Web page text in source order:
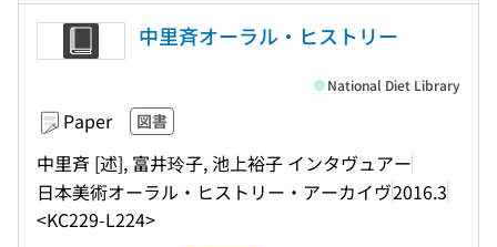
中里斉オーラル・ヒストリー
Paper 図書
中里斉 [述], 富井玲子, 池上裕子 インタヴュアー
日本美術オーラル・ヒストリー・アーカイヴ2016.3
<KC229-L224>
National Diet Library